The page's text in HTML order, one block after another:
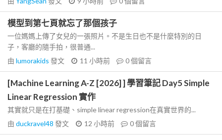
模型到第七頁就忘了那個孩子
一位媽媽上傳了女兒的一張照片。不是生日也不是什麼特別的日
子，客廳的隨手拍，很普通...
由 lumorakids 發文 11 小時前 0個留言
[Machine Learning A-Z [2026] ] 學習筆記 Day5 Simple
Linear Regression 實作
其實就只是在打基礎、simple linear regression在真實世界的...
由 duckravel48 發文 12 小時前 0個留言